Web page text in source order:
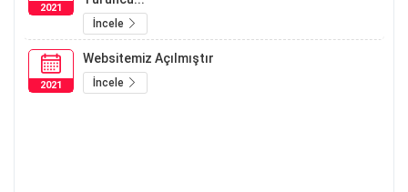
2021
İncele
2021
Websitemiz Açılmıştır
İncele